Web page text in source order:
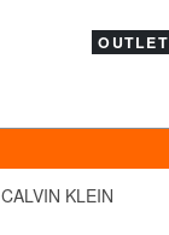
OUTLET
CALVIN KLEIN